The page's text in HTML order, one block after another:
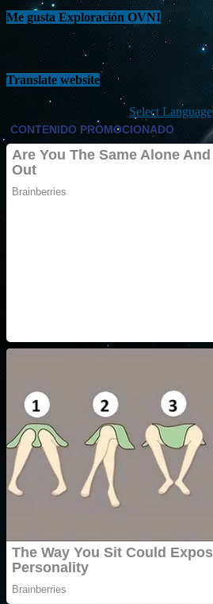
Me gusta Exploración OVNI
Translate website
Select Language